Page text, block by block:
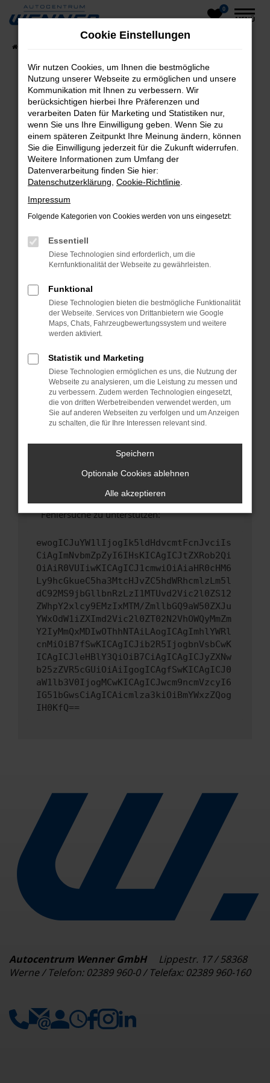
Zum
0
MENÜ
Fehler: Network Error
Beim Laden ist ein Fehler aufgetreten.
Hier sind ein paar Tipps, die dir helfen können:
Überprüfe deine Firewall und deine
Internetverbindung.
Laden andere Webseiten, zum Beispiel deine
Suchmaschine?
Prüfe deine Browsererweiterungen.
Manche Erweiterungen, wie Werbeblocker,
verhindern. Funktioniert die Seite in einem
Fenster?
Starte dein Gerät neu.
Das kann manchmal helfen, vorübergehende
Probleme zu beheben.
Betriebssystem auf dem neuesten Stand
sind.
Veraltete Software birgt nicht nur ein
Sicherheitsrisiko, sondern kann auch dazu
führen, dass bestimmte Funktionen nicht mehr
unterstützt werden.
Wende dich an den Webseitenbetreiber.
Wenn du alle oben genannten Schritte versucht
hast, kontaktiere uns bitte. Wir werden
versuchen, das Problem zu beheben. Du kannst
uns diesen Text schicken, um uns bei der
Fehlersuche zu unterstützen:
ewogICJuYW1lIjogIk5ldHdvcmtFcnJvciIs
CiAgImNvbmZpZyI6IHsKICAgICJtZXRob2Qi
OiAiR0VUIiwKICAgICJ1cmwiOiAiaHR0cHM6
Ly9hcGkueC5ha3MtcHJvZC5hdWRhcmlzLm5l
dC92MS9jbGllbnRzLzI1MTUvd2Vic2l0ZS12
ZWhpY2xlcy9EMzIxMTM/ZmllbGQ9aW50ZXJu
YWxOdW1iZXImd2Vic2l0ZT02N2VhOWQyMmZm
Y2IyMmQxMDIwOThhNTAiLAogICAgImhlYWRl
cnMiOiB7fSwKICAgICJib2R5IjogbnVsbCwK
ICAgICJleHBlY3QiOiB7CiAgICAgICJyZXNw
b25zZVR5cGUiOiAiIgogICAgfSwKICAgICJ0
aW1lb3V0IjogMCwKICAgICJwcm9ncmVzcyI6
IG51bGwsCiAgICAicmlza3kiOiBmYWxzZQog
IH0KfQ==
Autocentrum Wenner GmbH
Lippestr. 17 / 58368
Werne / Telefon: 02389 960-0 / Telefax: 02389 960-160
Cookie Einstellungen
Wir nutzen Cookies, um Ihnen die bestmögliche
Nutzung unserer Webseite zu ermöglichen und unsere
Kommunikation mit Ihnen zu verbessern. Wir
berücksichtigen hierbei Ihre Präferenzen und
verarbeiten Daten für Marketing und Statistiken nur,
wenn Sie uns Ihre Einwilligung geben. Wenn Sie zu
einem späteren Zeitpunkt Ihre Meinung ändern, können
Sie die Einwilligung jederzeit für die Zukunft widerrufen.
Weitere Informationen zum Umfang der
Datenverarbeitung finden Sie hier:
Datenschutzerklärung Cookie-Richtlinie
Impressum
Folgende Kategorien von Cookies werden von uns eingesetzt:
Essentiell
Diese Technologien sind erforderlich, um die
Kernfunktionalität der Webseite zu gewährleisten.
Funktional
Diese Technologien bieten die bestmögliche Funktionalität
der Webseite. Services von Drittanbietern wie Google
Maps, Chats, Fahrzeugbewertungssystem und weitere
werden aktiviert.
Statistik und Marketing
Diese Technologien ermöglichen es uns, die Nutzung der
Webseite zu analysieren, um die Leistung zu messen und
zu verbessern. Zudem werden Technologien eingesetzt,
die von dritten Werbetreibenden verwendet werden, um
Sie auf anderen Webseiten zu verfolgen und um Anzeigen
zu schalten, die für Ihre Interessen relevant sind.
Speichern
Optionale Cookies ablehnen
Alle akzeptieren